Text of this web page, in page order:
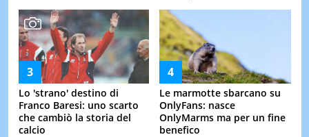
Lo 'strano' destino di
Franco Baresi: uno scarto
che cambiò la storia del
calcio
Le marmotte sbarcano su
OnlyFans: nasce
OnlyMarms ma per un fine
benefico